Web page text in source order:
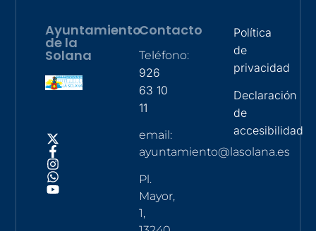
Ayuntamiento
de la
Solana
Contacto
Teléfono:
926
63 10
11
email:
ayuntamiento@lasolana.es
Pl.
Mayor,
1,
Política
de
privacidad
Declaración
de
accesibilidad